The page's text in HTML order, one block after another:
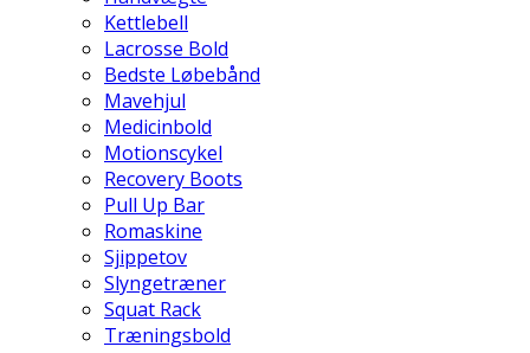
Kettlebell
Lacrosse Bold
Bedste Løbebånd
Mavehjul
Medicinbold
Motionscykel
Recovery Boots
Pull Up Bar
Romaskine
Sjippetov
Slyngetræner
Squat Rack
Træningsbold